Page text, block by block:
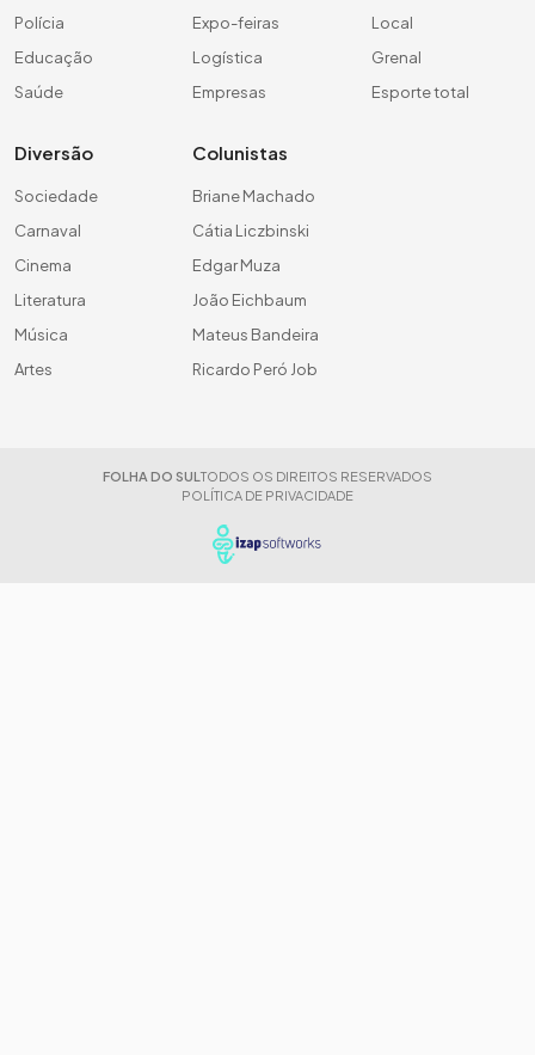
Polícia
Educação
Saúde
Expo-feiras
Logística
Empresas
Local
Grenal
Esporte total
Diversão
Sociedade
Carnaval
Cinema
Literatura
Música
Artes
Colunistas
Briane Machado
Cátia Liczbinski
Edgar Muza
João Eichbaum
Mateus Bandeira
Ricardo Peró Job
FOLHA DO SUL TODOS OS DIREITOS RESERVADOS
POLÍTICA DE PRIVACIDADE